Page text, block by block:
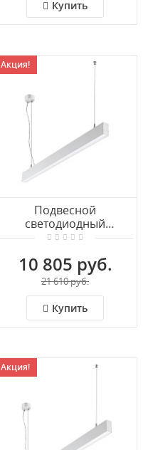
Купить
Акция!
Подвесной
светодиодный
светильник NOVOTECH
10 805 руб.
21 610 руб.
Купить
Акция!